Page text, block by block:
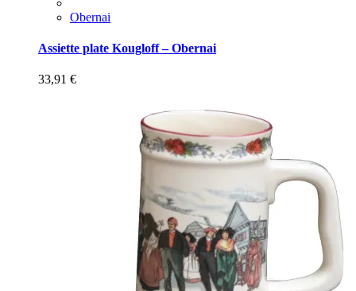
Obernai
Assiette plate Kougloff – Obernai
33,91 €